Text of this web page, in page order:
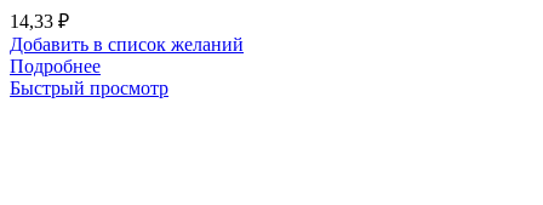
14,33 ₽
Добавить в список желаний
Подробнее
Быстрый просмотр